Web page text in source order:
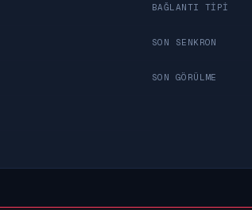
BAĞLANTI TIPI
SON SENKRON
SON GÖRÜLME